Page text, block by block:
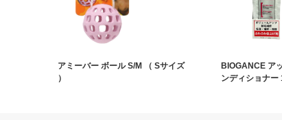
アミーバー ボール S/M （ Sサイズ
）
BIOGANCE ア
ンディショナー